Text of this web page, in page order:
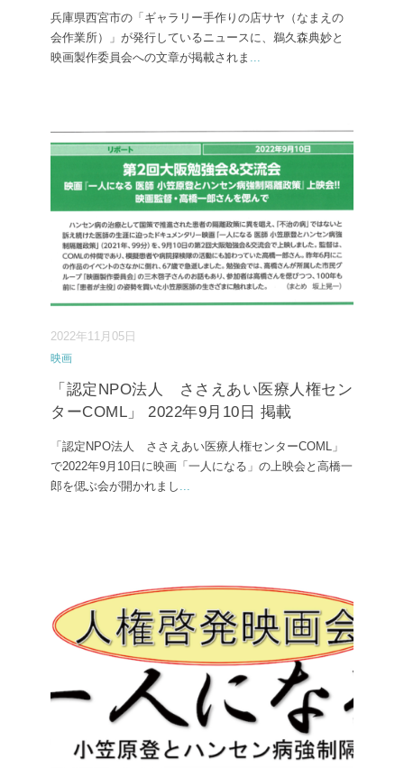
兵庫県西宮市の「ギャラリー手作りの店サヤ（なまえの
会作業所）」が発行しているニュースに、鵜久森典妙と
映画製作委員会への文章が掲載されま
2022年11月05日
映画
「認定NPO法人 ささえあい医療人権セン
ターCOML」 2022年9月10日 掲載
「認定NPO法人 ささえあい医療人権センターCOML」
で2022年9月10日に映画「一人になる」の上映会と高橋一
郎を偲ぶ会が開かれまし